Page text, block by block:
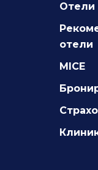
Отели
отели
MICE